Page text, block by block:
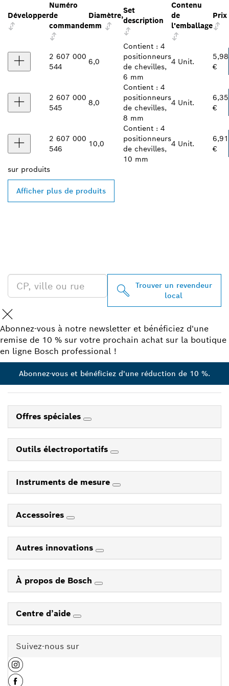
Développer
Numéro
de
commande
Diamètre,
mm
Set
description
Contenu
de
l'emballage
Prix
2 607 000
544
6,0
Contient : 4
positionneurs
de chevilles,
6 mm
4 Unit.
5,98
€
2 607 000
545
8,0
Contient : 4
positionneurs
de chevilles,
8 mm
4 Unit.
6,35
€
2 607 000
546
10,0
Contient : 4
positionneurs
de chevilles,
10 mm
4 Unit.
6,91
€
sur produits
Afficher plus de produits
Trouver un revendeur
local
Abonnez-vous à notre newsletter et bénéficiez d'une
remise de 10 % sur votre prochain achat sur la boutique
en ligne Bosch professional !
Abonnez-vous et bénéficiez d'une réduction de 10 %.
Offres spéciales
Outils électroportatifs
Instruments de mesure
Accessoires
Autres innovations
À propos de Bosch
Centre d’aide
Suivez-nous sur